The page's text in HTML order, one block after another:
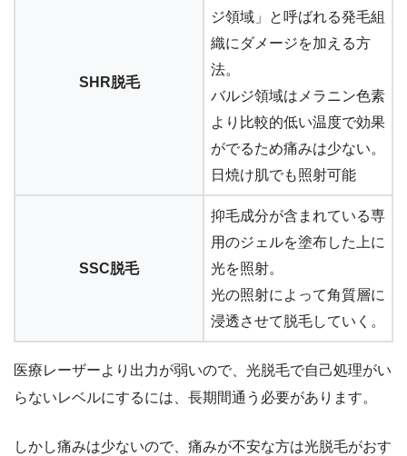
SHR脱毛
ジ領域」と呼ばれる発毛組
織にダメージを加える方
法。
バルジ領域はメラニン色素
より比較的低い温度で効果
がでるため痛みは少ない。
日焼け肌でも照射可能
SSC脱毛
抑毛成分が含まれている専
用のジェルを塗布した上に
光を照射。
光の照射によって角質層に
浸透させて脱毛していく。
医療レーザーより出力が弱いので、光脱毛で自己処理がい
らないレベルにするには、長期間通う必要があります。
しかし痛みは少ないので、痛みが不安な方は光脱毛がおす